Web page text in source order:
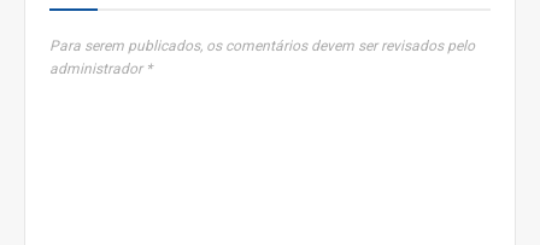
Para serem publicados, os comentários devem ser revisados pelo
administrador *